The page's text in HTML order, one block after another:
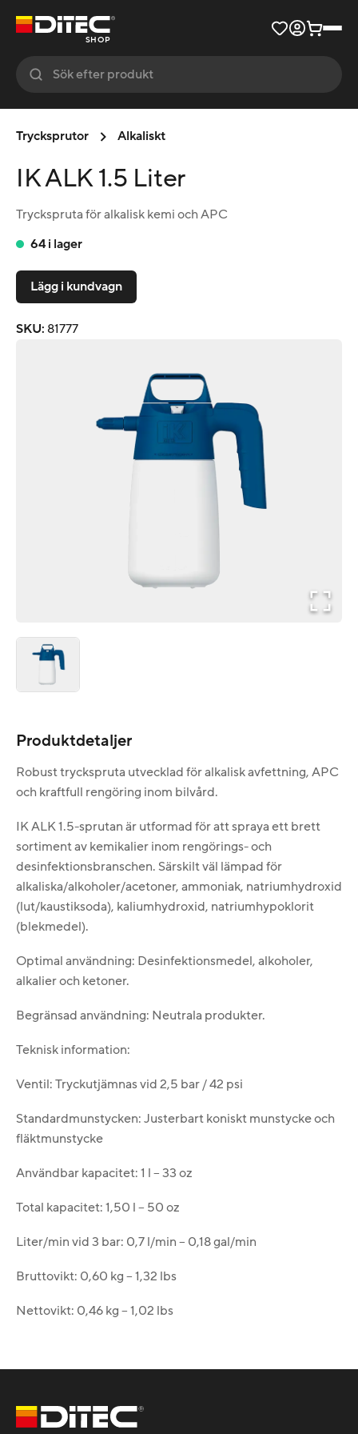
SHOP
Trycksprutor Alkaliskt
IK ALK 1.5 Liter
Tryckspruta för alkalisk kemi och APC
64 i lager
Lägg i kundvagn
SKU: 81777
Produktdetaljer
Robust tryckspruta utvecklad för alkalisk avfettning, APC
och kraftfull rengöring inom bilvård.
IK ALK 1.5-sprutan är utformad för att spraya ett brett
sortiment av kemikalier inom rengörings- och
desinfektionsbranschen. Särskilt väl lämpad för
alkaliska/alkoholer/acetoner, ammoniak, natriumhydroxid
(lut/kaustiksoda), kaliumhydroxid, natriumhypoklorit
(blekmedel).
Optimal användning: Desinfektionsmedel, alkoholer,
alkalier och ketoner.
Begränsad användning: Neutrala produkter.
Teknisk information:
Ventil: Tryckutjämnas vid 2,5 bar / 42 psi
Standardmunstycken: Justerbart koniskt munstycke och
fläktmunstycke
Användbar kapacitet: 1 l – 33 oz
Total kapacitet: 1,50 l – 50 oz
Liter/min vid 3 bar: 0,7 l/min – 0,18 gal/min
Bruttovikt: 0,60 kg – 1,32 lbs
Nettovikt: 0,46 kg – 1,02 lbs